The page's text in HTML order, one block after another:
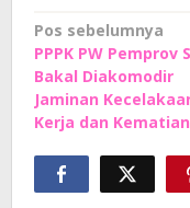
Navigasi
pos
Pos sebelumnya
PPPK PW Pemprov
Bakal Diakomodir
Jaminan
Kerja dan Kematian